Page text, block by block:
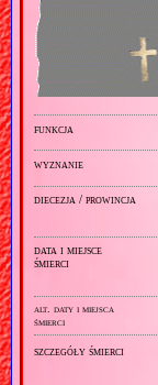
funkcja
wyznanie
diecezja / prowincja
data i miejsce
śmierci
alt. daty i miejsca
śmierci
szczegóły śmierci